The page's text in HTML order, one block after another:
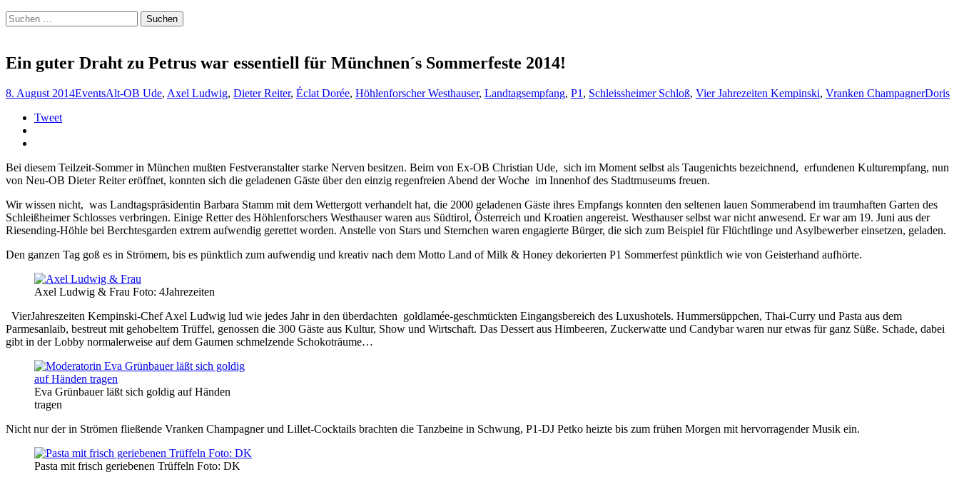
Suchen
nach:
Ein guter Draht zu Petrus war essentiell für Münchnen´s Sommerfeste 2014!
8. August 2014EventsAlt-OB Ude, Axel Ludwig, Dieter Reiter, Éclat Dorée, Höhlenforscher Westhauser, Landtagsempfang, P1 , Schleissheimer Schloß, Vier Jahrezeiten Kempinski, Vranken ChampagnerDoris
Tweet
Bei diesem Teilzeit-Sommer in München mußten Festveranstalter starke Nerven besitzen. Beim von Ex-OB Christian Ude, sich im Moment selbst als Taugenichts bezeichnend, erfundenen Kulturempfang, nun
von Neu-OB Dieter Reiter eröffnet, konnten sich die geladenen Gäste über den einzig regenfreien Abend der Woche im Innenhof des Stadtmuseums freuen.
Wir wissen nicht, was Landtagspräsidentin Barbara Stamm mit dem Wettergott verhandelt hat, die 2000 geladenen Gäste ihres Empfangs konnten den seltenen lauen Sommerabend im traumhaften Garten des
Schleißheimer Schlosses verbringen. Einige Retter des Höhlenforschers Westhauser waren aus Südtirol, Österreich und Kroatien angereist. Westhauser selbst war nicht anwesend. Er war am 19. Juni aus der
Riesending-Höhle bei Berchtesgarden extrem aufwendig gerettet worden. Anstelle von Stars und Sternchen waren engagierte Bürger, die sich zum Beispiel für Flüchtlinge und Asylbewerber einsetzen, geladen.
Den ganzen Tag goß es in Strömem, bis es pünktlich zum aufwendig und kreativ nach dem Motto Land of Milk & Honey dekorierten P1 Sommerfest pünktlich wie von Geisterhand aufhörte.
Axel Ludwig & Frau Foto: 4Jahrezeiten
VierJahreszeiten Kempinski-Chef Axel Ludwig lud wie jedes Jahr in den überdachten goldlamée-geschmückten Eingangsbereich des Luxushotels. Hummersüppchen, Thai-Curry und Pasta aus dem
Parmesanlaib, bestreut mit gehobeltem Trüffel, genossen die 300 Gäste aus Kultur, Show und Wirtschaft. Das Dessert aus Himbeeren, Zuckerwatte und Candybar waren nur etwas für ganz Süße. Schade, dabei
gibt in der Lobby normalerweise auf dem Gaumen schmelzende Schokoträume…
Eva Grünbauer läßt sich goldig auf Händen
tragen
Nicht nur der in Strömen fließende Vranken Champagner und Lillet-Cocktails brachten die Tanzbeine in Schwung, P1-DJ Petko heizte bis zum frühen Morgen mit hervorragender Musik ein.
Pasta mit frisch geriebenen Trüffeln Foto: DK